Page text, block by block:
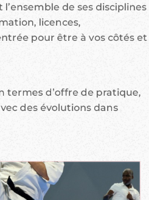
de ses disciplines
licences,
pour être à vos côtés et
termes d’offre de pratique,
des évolutions dans